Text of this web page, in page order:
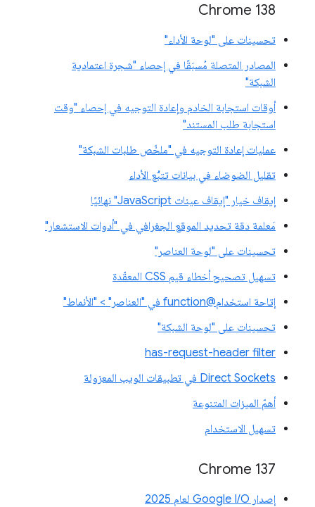
‫Chrome 138
تحسينات على "لوحة الأداء"
المصادر المتصلة مُسبَقًا في إحصاء "شجرة اعتمادية
الشبكة"
أوقات استجابة الخادم وإعادة التوجيه في إحصاء "وقت
استجابة طلب المستند"
عمليات إعادة التوجيه في "ملخّص طلبات الشبكة"
تقليل الضوضاء في بيانات تتبُّع الأداء
إيقاف خيار "إيقاف عينات JavaScript" نهائيًا
مَعلمة دقة تحديد الموقع الجغرافي في "أدوات الاستشعار"
تحسينات على "لوحة العناصر"
تسهيل تصحيح أخطاء قيم CSS المعقّدة
إتاحة استخدام@function في "العناصر" > "الأنماط"
تحسينات على "لوحة الشبكة"
has-request-header filter
Direct Sockets في تطبيقات الويب المعزولة
أهمّ الميزات المتنوعة
تسهيل الاستخدام
‫Chrome 137
إصدار Google I/O لعام 2025